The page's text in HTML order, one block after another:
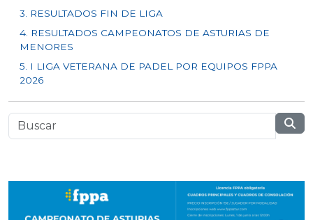
3. RESULTADOS FIN DE LIGA
4. RESULTADOS CAMPEONATOS DE ASTURIAS DE
MENORES
5. I LIGA VETERANA DE PADEL POR EQUIPOS FPPA
2026